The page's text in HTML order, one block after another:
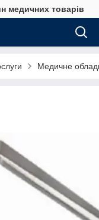
медичних товарів
Медичне